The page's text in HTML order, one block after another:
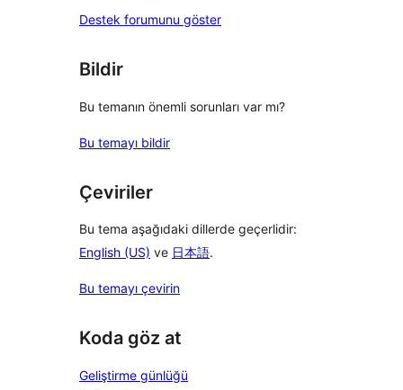
Destek forumunu göster
Bildir
Bu temanın önemli sorunları var mı?
Bu temayı bildir
Çeviriler
Bu tema aşağıdaki dillerde geçerlidir:
English (US) ve 日本語.
Bu temayı çevirin
Koda göz at
Geliştirme günlüğü